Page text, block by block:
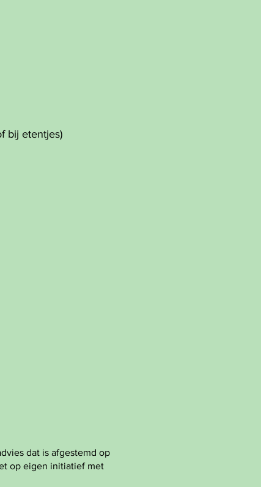
bij etentjes)
dat is afgestemd op
op eigen initiatief met